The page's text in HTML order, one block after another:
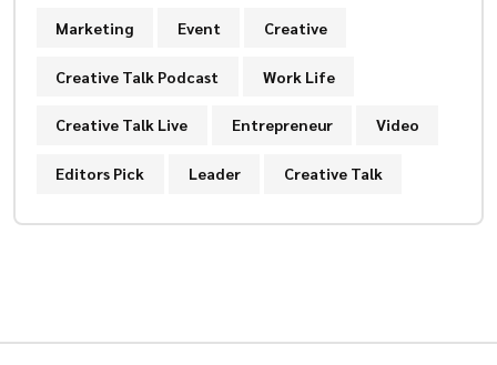
Marketing Event Creative
Creative Talk Podcast Work Life
Creative Talk Live Entrepreneur Video
Editors Pick Leader Creative Talk